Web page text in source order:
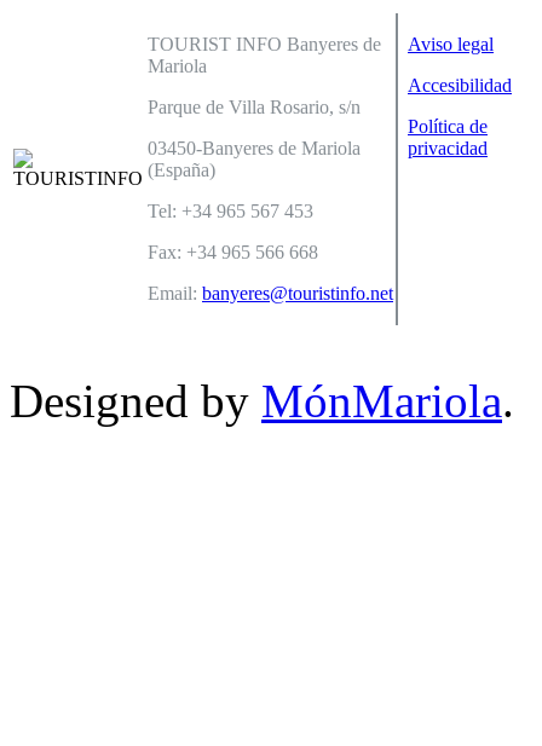
TOURIST INFO Banyeres de
Mariola
Parque de Villa Rosario, s/n
03450-Banyeres de Mariola
(España)
Tel: +34 965 567 453
Fax: +34 965 566 668
Email: banyeres@touristinfo.net
Aviso legal
Accesibilidad
Política de
privacidad
Designed by MónMariola.